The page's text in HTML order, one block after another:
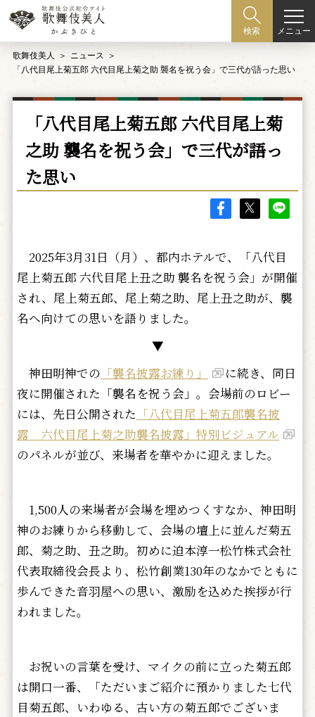
検索 メニュー
歌舞伎美人
ニュース
「八代目尾上菊五郎 六代目尾上菊之助 襲名を祝う会」で三代が語った思い
「八代目尾上菊五郎 六代目尾上菊
之助 襲名を祝う会」で三代が語っ
た思い
2025年3月31日（月）、都内ホテルで、「八代目
尾上菊五郎 六代目尾上丑之助 襲名を祝う会」が開催
され、尾上菊五郎、尾上菊之助、尾上丑之助が、襲
名へ向けての思いを語りました。
▼
神田明神での 「襲名披露お練り」
に続き、同日
夜に開催された「襲名を祝う会」。会場前のロビー
には、先日公開された 「八代目尾上菊五郎襲名披
露 六代目尾上菊之助襲名披露」特別ビジュアル
のパネルが並び、来場者を華やかに迎えました。
1,500人の来場者が会場を埋めつくすなか、神田明
神のお練りから移動して、会場の壇上に並んだ菊五
郎、菊之助、丑之助。初めに迫本淳一松竹株式会社
代表取締役会長より、松竹創業130年のなかでともに
歩んできた音羽屋への思い、激励を込めた挨拶が行
われました。
お祝いの言葉を受け、マイクの前に立った菊五郎
は開口一番、「ただいまご紹介に預かりました七代
目菊五郎、いわゆる、古い方の菊五郎でございま